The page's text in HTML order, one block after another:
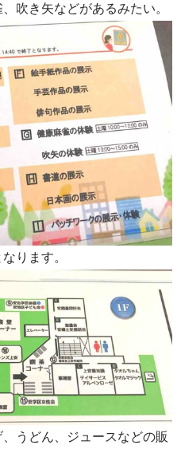
吹き矢などがあるみたい。
なります。
うどん、ジュースなどの販